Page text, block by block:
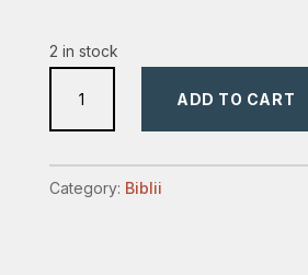
2 in stock
foarte
quantity
ADD TO CART
Category: Biblii